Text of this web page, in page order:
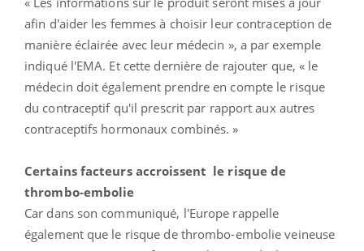
afin d'aider les femmes à choisir leur contraception de
manière éclairée avec leur médecin », a par exemple
indiqué l'EMA. Et cette dernière de rajouter que, « le
médecin doit également prendre en compte le risque
du contraceptif qu'il prescrit par rapport aux autres
contraceptifs hormonaux combinés. »
Certains facteurs accroissent le risque de
thrombo-embolie
Car dans son communiqué, l'Europe rappelle
également que le risque de thrombo-embolie veineuse